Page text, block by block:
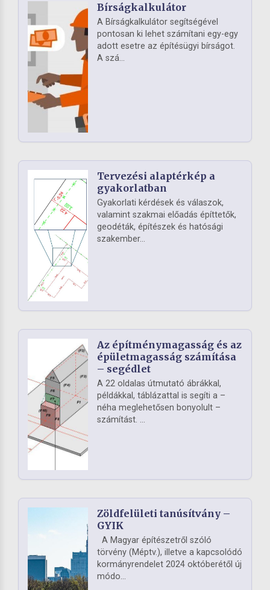
Bírságkalkulátor
A Bírságkalkulátor segítségével
pontosan ki lehet számítani egy-egy
adott esetre az építésügyi bírságot.
A szá...
Tervezési alaptérkép a
gyakorlatban
Gyakorlati kérdések és válaszok,
valamint szakmai előadás építtetők,
geodéták, építészek és hatósági
szakember...
Az építménymagasság és az
épületmagasság számítása
– segédlet
A 22 oldalas útmutató ábrákkal,
példákkal, táblázattal is segíti a –
néha meglehetősen bonyolult –
számítást. ...
Zöldfelületi tanúsítvány –
GYIK
A Magyar építészetről szóló
törvény (Méptv.), illetve a kapcsolódó
kormányrendelet 2024 októberétől új
módo...